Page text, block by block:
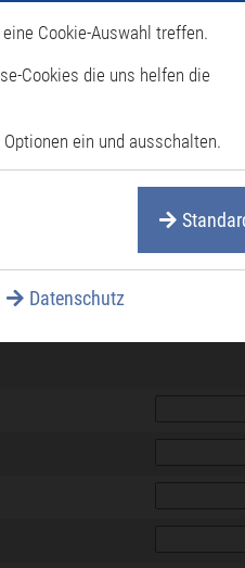
Cookie-Auswahl treffen.
Cookies die uns helfen die
ein und ausschalten.
Datenschutz